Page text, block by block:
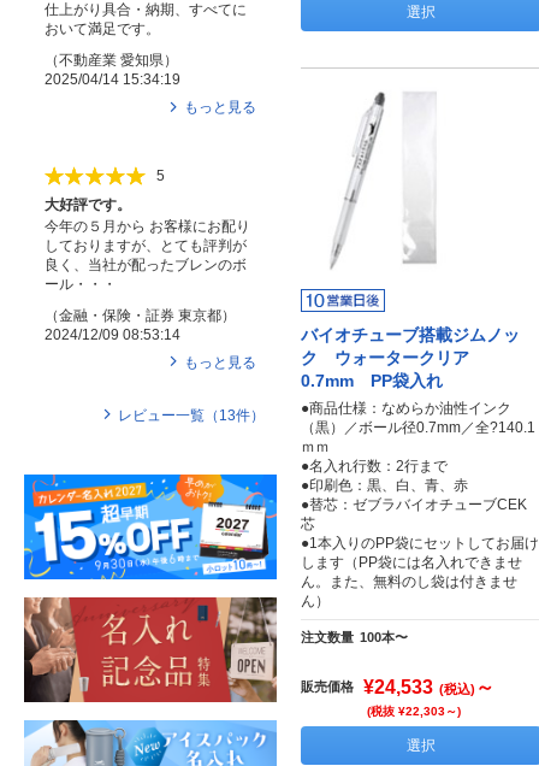
選択
バイオチューブ搭載ジムノッ
ク ウォータークリア
0.7mm PP袋入れ
●商品仕様：なめらか油性インク
（黒）／ボール径0.7mm／全?140.1
ｍｍ
●名入れ行数：2行まで
●印刷色：黒、白、青、赤
●替芯：ゼブラバイオチューブCEK
芯
●1本入りのPP袋にセットしてお届け
します（PP袋には名入れできませ
ん。また、無料のし袋は付きませ
ん）
注文数量 100本〜
販売価格 ¥24,533 (税込) ～
(税抜 ¥22,303～)
選択
仕上がり具合・納期、すべてに
おいて満足です。
（不動産業 愛知県）
2025/04/14 15:34:19
もっと見る
5
大好評です。
今年の５月から お客様にお配り
しておりますが、とても評判が
良く、当社が配ったブレンのボ
ール・・・
（金融・保険・証券 東京都）
2024/12/09 08:53:14
もっと見る
レビュー一覧（ 13件）